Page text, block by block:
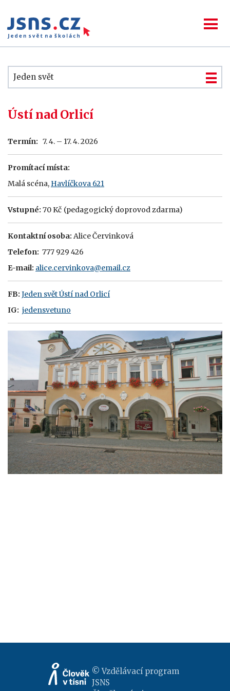
Jeden svět
Ústí nad Orlicí
Termín: 7. 4. – 17. 4. 2026
Promítací místa:
Malá scéna, Havlíčkova 621
Vstupné: 70 Kč (pedagogický doprovod zdarma)
Kontaktní osoba: Alice Červinková
Telefon: 777 929 426
E-mail: alice.cervinkova@email.cz
FB: Jeden svět Ústí nad Orlicí
IG: jedensvetuno
© Vzdělávací program
JSNS